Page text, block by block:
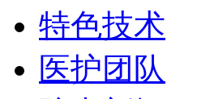
特色技术
医护团队